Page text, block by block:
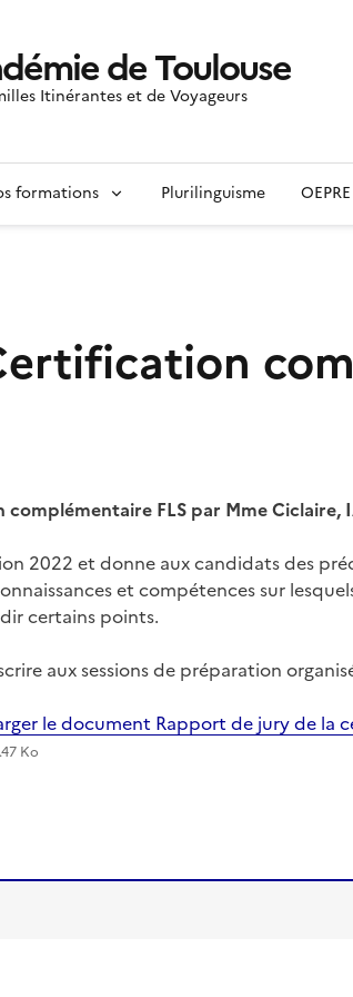
de Toulouse
Itinérantes et de Voyageurs
formations Plurilinguisme OEPRE
FLS par Mme
2022 et donne aux candidats des
et compétences sur
certains points.
aux sessions de préparation
le document Rapport de jury de la
Ko